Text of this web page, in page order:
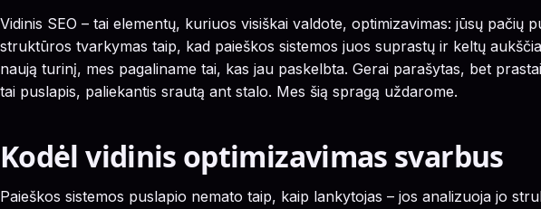
Vidinis SEO – tai elementų, kuriuos visiškai valdote, optimizavimas: jūsų pačių
struktūros tvarkymas taip, kad paieškos sistemos juos suprastų ir keltų
naują turinį, mes pagaliname tai, kas jau paskelbta. Gerai parašytas, bet
tai puslapis, paliekantis srautą ant stalo. Mes šią spragą uždarome.
Kodėl vidinis optimizavimas svarbus
Paieškos sistemos puslapio nemato taip, kaip lankytojas – jos analizuoja jo